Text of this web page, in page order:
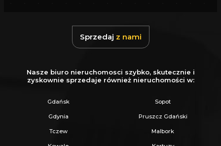
Sprzedaj z nami
Nasze biuro nieruchomosci szybko, skutecznie i
zyskownie sprzedaje również nieruchomości w:
Gdańsk Sopot
Gdynia Pruszcz Gdański
Tczew Malbork